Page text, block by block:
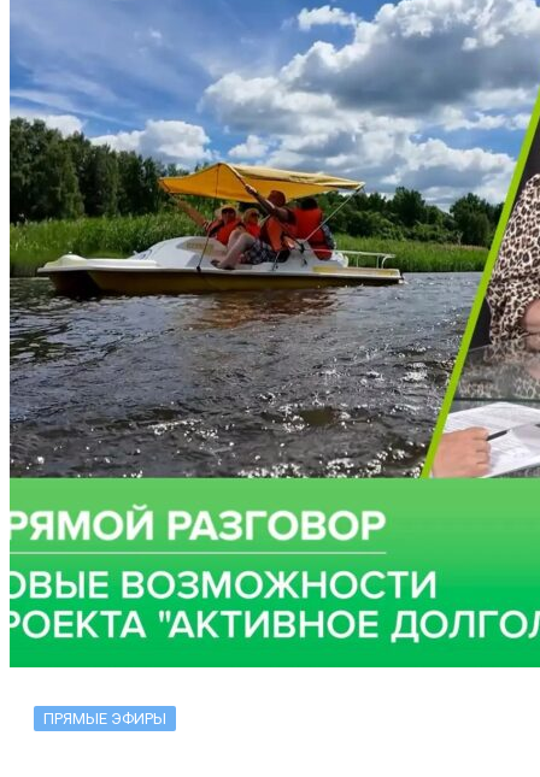
ПРЯМЫЕ ЭФИРЫ